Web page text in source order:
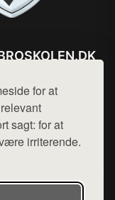
for at
sagt: for at
irriterende.
hej@want.dk
og privatlivspolitik